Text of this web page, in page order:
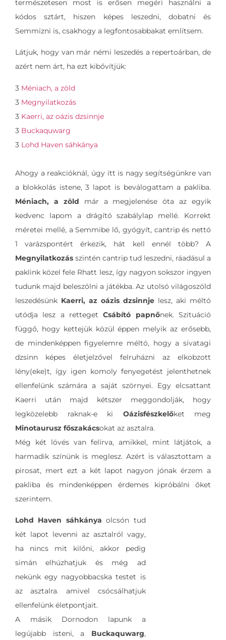
természetesen most is erősen megéri használni a
kódos sztárt, hiszen képes leszedni, dobatni és
Semmizni is, csakhogy a legfontosabbakat említsem.
Látjuk, hogy van már némi leszedés a repertoárban, de
azért nem árt, ha ezt kibővítjük:
3 Méniach, a zöld
3 Megnyilatkozás
3 Kaerri, az oázis dzsinnje
3 Buckaquwarg
3 Lohd Haven sáhkánya
Ahogy a reakcióknál, úgy itt is nagy segítségünkre van
a blokkolás istene, 3 lapot is beválogattam a pakliba.
Méniach, a zöld már a megjelenése óta az egyik
kedvenc lapom a drágító szabálylap mellé. Korrekt
méretei mellé, a Semmibe lő, gyógyít, cantrip és nettó
1 varázspontért érkezik, hát kell ennél több? A
Megnyilatkozás szintén cantrip tud leszedni, ráadásul a
paklink közel fele Rhatt lesz, így nagyon sokszor ingyen
tudunk majd beleszólni a játékba. Az utolsó világoszöld
leszedésünk Kaerri, az oázis dzsinnje lesz, aki méltó
utódja lesz a rettegetCsábító papnőnek. Szituáció
függő, hogy kettejük közül éppen melyik az erősebb,
de mindenképpen figyelemre méltó, hogy a sivatagi
dzsinn képes életjelzővel felruházni az elkobzott
lény(eke)t, így igen komoly fenyegetést jelenthetnek
ellenfelünk számára a saját szörnyei. Egy elcsattant
Kaerri után majd kétszer meggondolják, hogy
legközelebb raknak-e ki Oázisfészkelőket meg
Minotaurusz főszakácsokat az asztalra.
Még két lövés van felírva, amikkel, mint látjátok, a
harmadik színünk is meglesz. Azért is választottam a
pirosat, mert ezt a két lapot nagyon jónak érzem a
pakliba és mindenképpen érdemes kipróbálni őket
szerintem.
Lohd Haven sáhkánya olcsón tud
két lapot levenni az asztalról vagy,
ha nincs mit kilőni, akkor pedig
simán elhúzhatjuk és még ad
nekünk egy nagyobbacska testet is
az asztalra. amivel csócsálhatjuk
ellenfelünk életpontjait.
A másik Dornodon lapunk a
legújabb isteni, a Buckaquwarg,